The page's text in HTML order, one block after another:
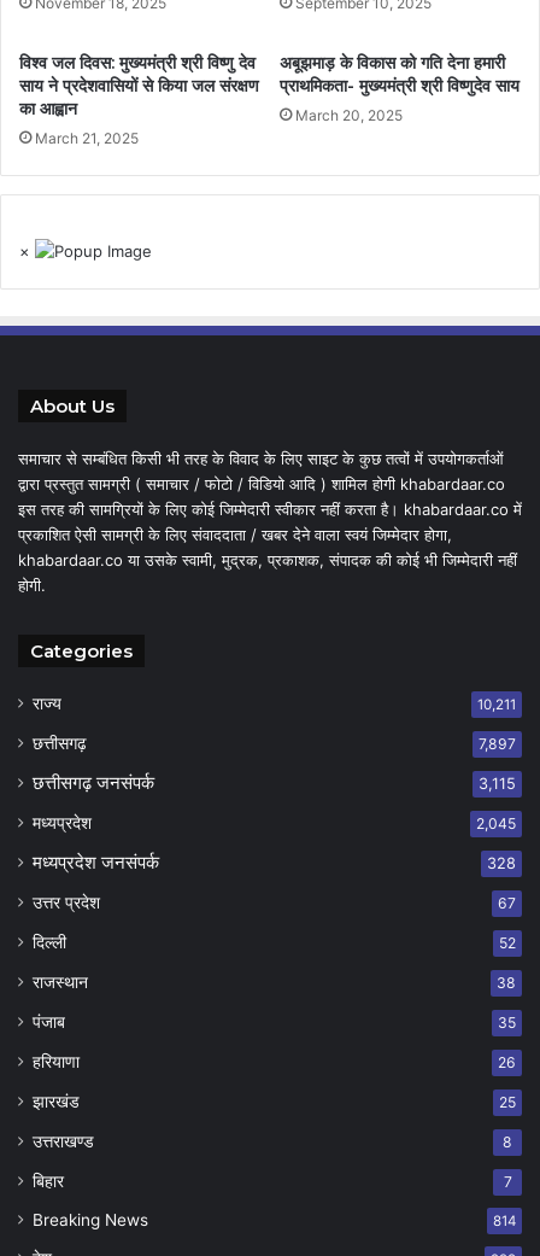
विश्व जल दिवस: मुख्यमंत्री श्री विष्णु देव
साय ने प्रदेशवासियों से किया जल संरक्षण
का आह्वान
March 21, 2025
अबूझमाड़ के विकास को गति देना हमारी
प्राथमिकता- मुख्यमंत्री श्री विष्णुदेव साय
March 20, 2025
×
About Us
समाचार से सम्बंधित किसी भी तरह के विवाद के लिए साइट के कुछ तत्वों में उपयोगकर्ताओं
द्वारा प्रस्तुत सामग्री ( समाचार / फोटो / विडियो आदि ) शामिल होगी khabardaar.co
इस तरह की सामग्रियों के लिए कोई जिम्मेदारी स्वीकार नहीं करता है। khabardaar.co में
प्रकाशित ऐसी सामग्री के लिए संवाददाता / खबर देने वाला स्वयं जिम्मेदार होगा,
khabardaar.co या उसके स्वामी, मुद्रक, प्रकाशक, संपादक की कोई भी जिम्मेदारी नहीं
होगी.
Categories
राज्य 10,211
छत्तीसगढ़ 7,897
छत्तीसगढ़ जनसंपर्क 3,115
मध्यप्रदेश 2,045
मध्यप्रदेश जनसंपर्क 328
उत्तर प्रदेश 67
दिल्ली 52
राजस्थान 38
पंजाब 35
हरियाणा 26
झारखंड 25
उत्तराखण्ड 8
बिहार 7
Breaking News 814